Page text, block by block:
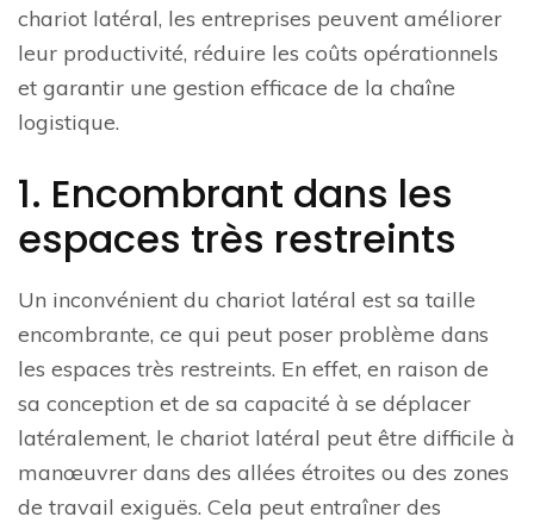
chariot latéral, les entreprises peuvent améliorer
leur productivité, réduire les coûts opérationnels
et garantir une gestion efficace de la chaîne
logistique.
1. Encombrant dans les
espaces très restreints
Un inconvénient du chariot latéral est sa taille
encombrante, ce qui peut poser problème dans
les espaces très restreints. En effet, en raison de
sa conception et de sa capacité à se déplacer
latéralement, le chariot latéral peut être difficile à
manœuvrer dans des allées étroites ou des zones
de travail exiguës. Cela peut entraîner des